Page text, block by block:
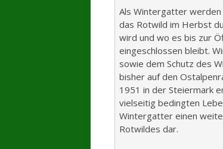
Als Wintergatter werden
das Rotwild im Herbst
wird und wo es bis zur
eingeschlossen bleibt.
sowie dem Schutz des
bisher auf den
1951 in der Steiermark
vielseitig bedingten
Wintergatter einen
Rotwildes dar.